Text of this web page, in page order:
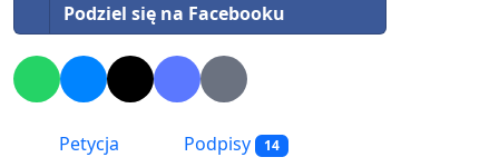
Podziel się na Facebooku
Petycja Podpisy 14